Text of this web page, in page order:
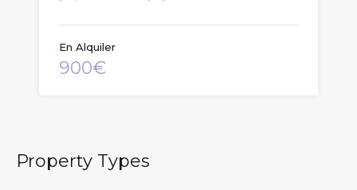
En Alquiler
900€
Property Types